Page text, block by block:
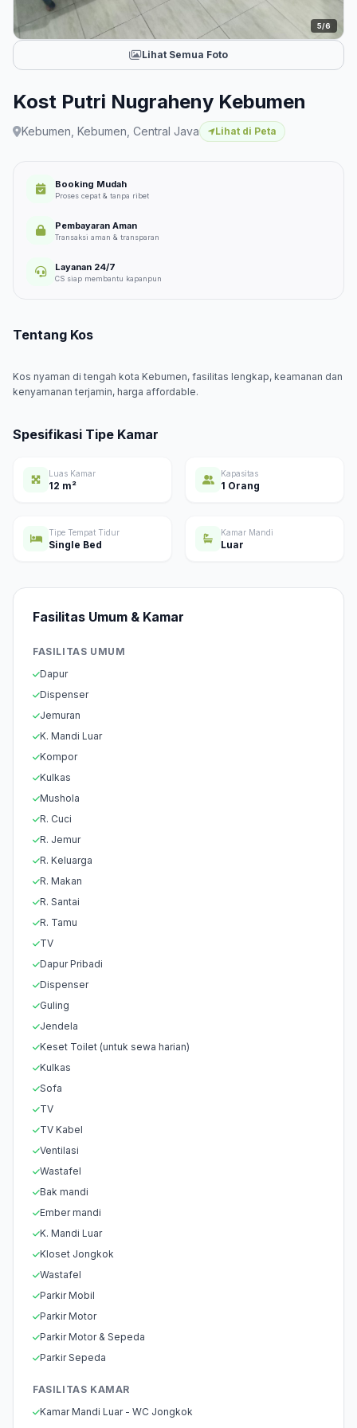
5/6
Lihat Semua Foto
Kost Putri Nugraheny Kebumen
Kebumen, Kebumen, Central Java Lihat di Peta
Booking Mudah
Proses cepat & tanpa ribet
Pembayaran Aman
Transaksi aman & transparan
Layanan 24/7
CS siap membantu kapanpun
Tentang Kos
Kos nyaman di tengah kota Kebumen, fasilitas lengkap, keamanan dan
Spesifikasi Tipe Kamar
Luas Kamar
12 m²
Kapasitas
1 Orang
Tipe Tempat Tidur
Single Bed
Kamar Mandi
Luar
Fasilitas Umum & Kamar
FASILITAS UMUM
Dapur
Dispenser
Jemuran
K. Mandi Luar
Kompor
Kulkas
Mushola
R. Cuci
R. Jemur
R. Keluarga
R. Makan
R. Santai
R. Tamu
TV
Dapur Pribadi
Dispenser
Guling
Jendela
Keset Toilet (untuk sewa harian)
Kulkas
Sofa
TV
TV Kabel
Ventilasi
Wastafel
Bak mandi
Ember mandi
K. Mandi Luar
Kloset Jongkok
Wastafel
Parkir Mobil
Parkir Motor
Parkir Motor & Sepeda
Parkir Sepeda
FASILITAS KAMAR
Kamar Mandi Luar - WC Jongkok